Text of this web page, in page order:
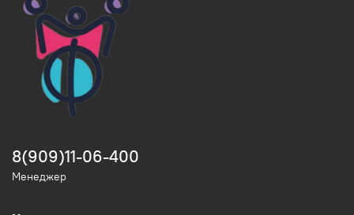
8(909)11-06-400
Менеджер